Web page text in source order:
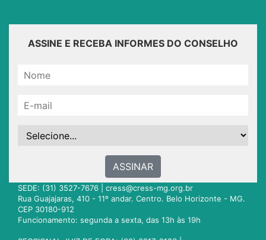
ASSINE E RECEBA INFORMES DO CONSELHO
ASSINAR
SEDE: (31) 3527-7676 | cress@cress-mg.org.br
Rua Guajajaras, 410 - 11º andar. Centro. Belo Horizonte - MG.
CEP 30180-912
Funcionamento: segunda a sexta, das 13h às 19h